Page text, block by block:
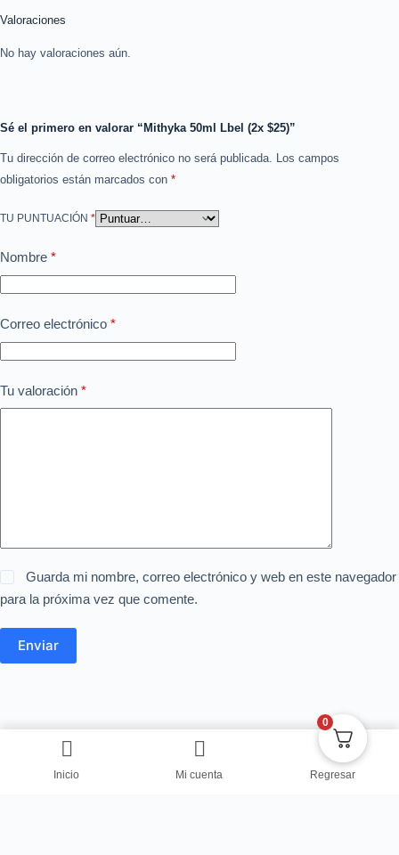
Valoraciones
No hay valoraciones aún.
Sé el primero en valorar “Mithyka 50ml Lbel (2x $25)”
Tu dirección de correo electrónico no será publicada.
Los campos
obligatorios están marcados con *
TU PUNTUACIÓN *
Nombre *
Correo electrónico *
Tu valoración *
Guarda mi nombre, correo electrónico y web en este navegador
para la próxima vez que comente.
Enviar
Inicio Mi cuenta Regresar
0